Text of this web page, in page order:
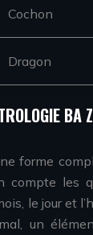
Cochon
Dragon
BA
forme
compte les
le jour et
un